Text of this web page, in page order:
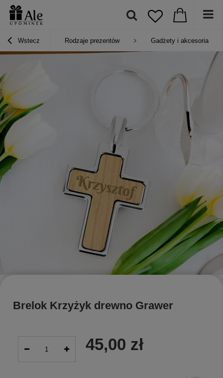
Wstecz Rodzaje prezentów Gadżety i akcesoria
Brelok Krzyżyk drewno Grawer
45,00 zł